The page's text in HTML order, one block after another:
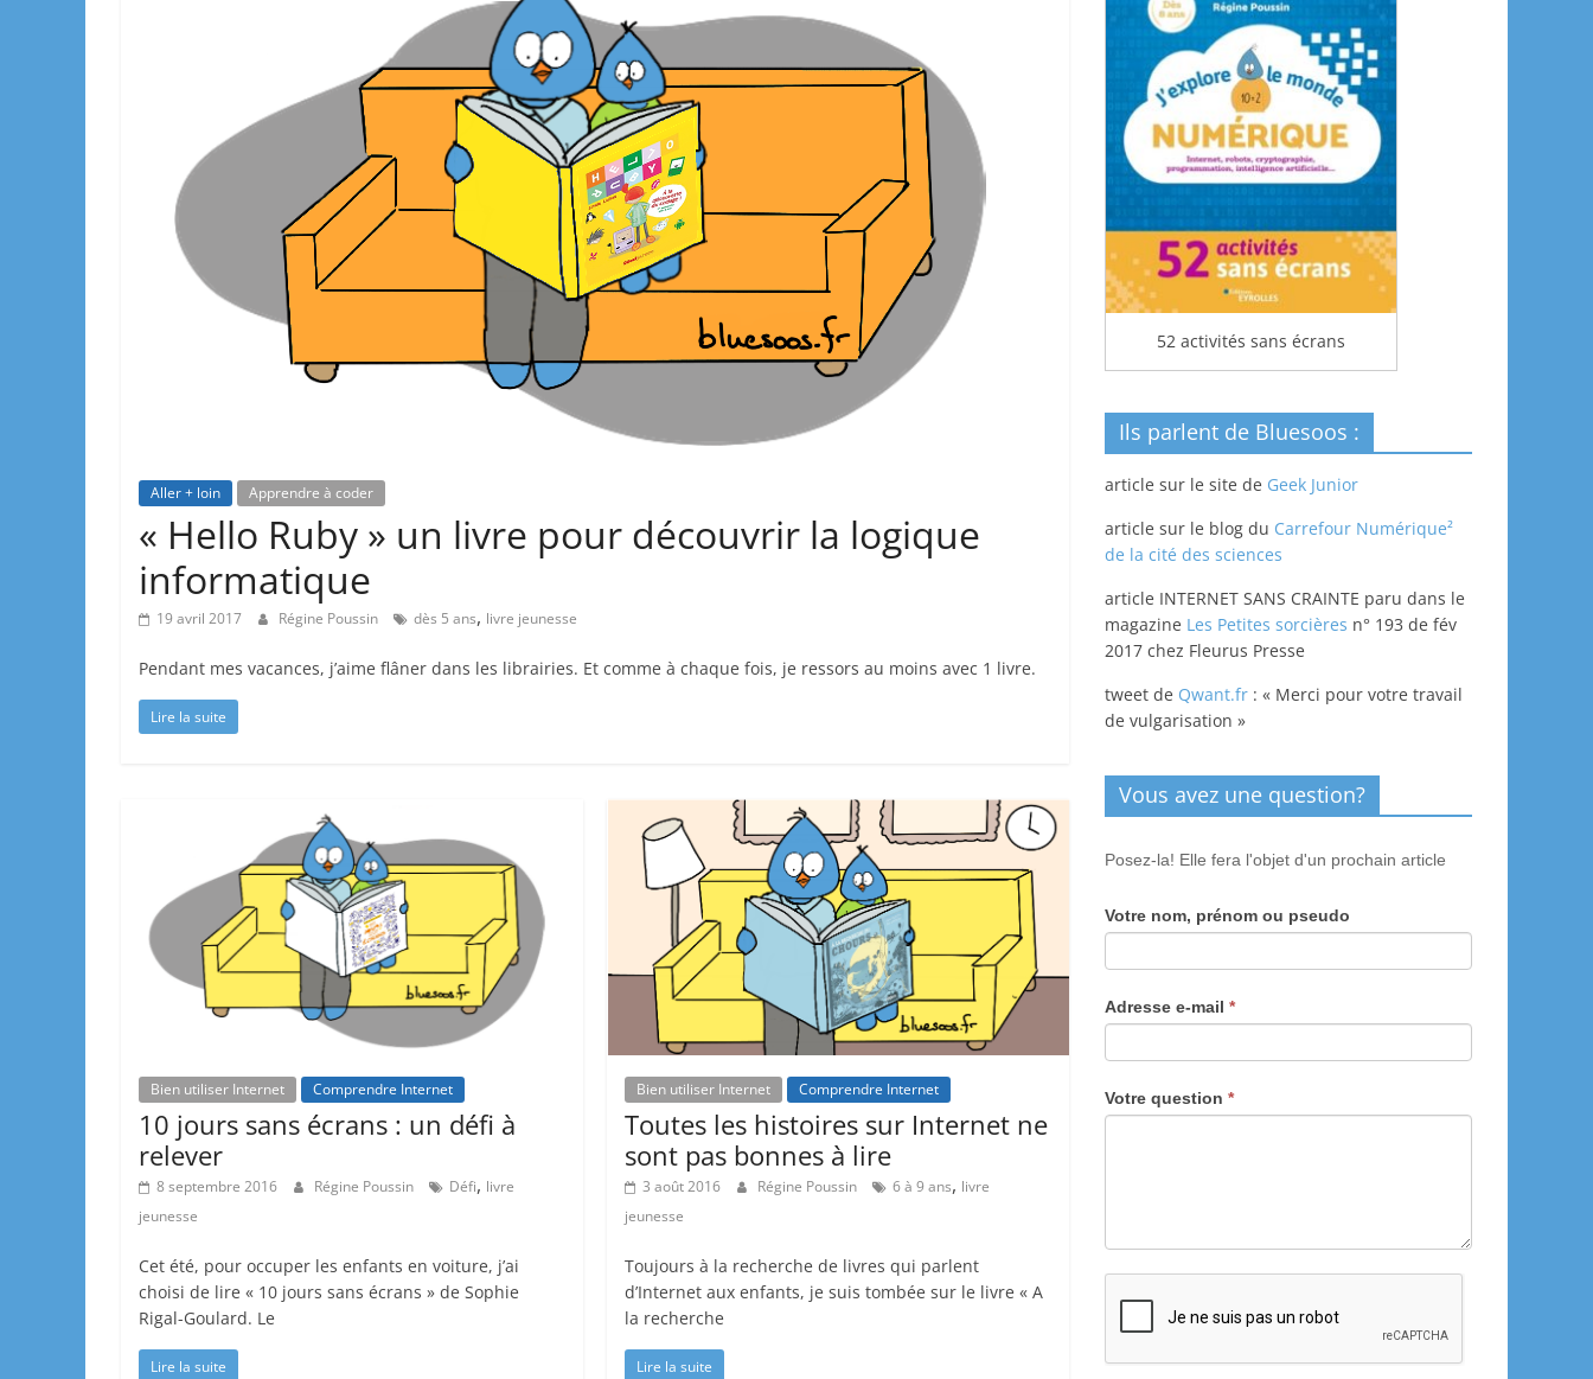
Aller + loin Apprendre à coder
« Hello Ruby » un livre pour découvrir la logique
informatique
19 avril 2017 Régine Poussin dès 5 ans, livre jeunesse
Pendant mes vacances, j’aime flâner dans les librairies. Et comme à chaque fois, je ressors au moins avec 1 livre.
Lire la suite
Bien utiliser Internet Comprendre Internet
10 jours sans écrans : un défi à
relever
8 septembre 2016 Régine Poussin Défi, livre
jeunesse
Cet été, pour occuper les enfants en voiture, j’ai
choisi de lire « 10 jours sans écrans » de Sophie
Rigal-Goulard. Le
Lire la suite
Bien utiliser Internet Comprendre Internet
Toutes les histoires sur Internet ne
sont pas bonnes à lire
3 août 2016 Régine Poussin 6 à 9 ans, livre
jeunesse
Toujours à la recherche de livres qui parlent
d’Internet aux enfants, je suis tombée sur le livre « A
la recherche
Lire la suite
52 activités sans écrans
Ils parlent de Bluesoos :
article sur le site de Geek Junior
article sur le blog du Carrefour Numérique²
de la cité des sciences
article INTERNET SANS CRAINTE paru dans le
magazine Les Petites sorcières n° 193 de fév
2017 chez Fleurus Presse
tweet de Qwant.fr : « Merci pour votre travail
de vulgarisation »
Vous avez une question?
Posez-la! Elle fera l'objet d'un prochain article
Votre nom, prénom ou pseudo
Adresse e-mail *
Votre question *